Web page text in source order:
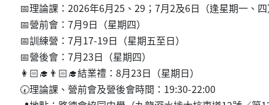
📅理論課：2026年6月25、29；7月2及6日（逢星期一、
📅營前會：7月9日（星期四）
📅訓練營：7月17-19日（星期五至日）
📅營後會：7月23日（星期四）
👩🏻‍🎓👨🏻‍🎓結業禮：8月23日（星期日）
🕢理論課、營前會及營後會時間：19:30-22:00